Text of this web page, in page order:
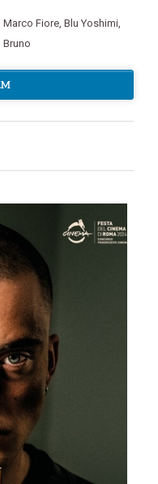
Marco Fiore Blu Yoshimi
Bruno